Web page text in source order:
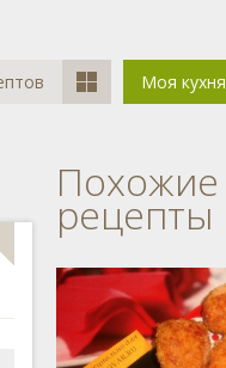
Моя кухня
Похожие
рецепты